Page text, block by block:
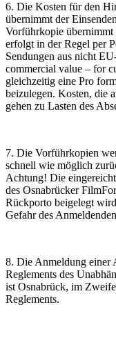
6. Die Kosten für den
übernimmt der
Vorführkopie übernimmt
erfolgt in der Regel per
Sendungen aus nicht
commercial value – for
gleichzeitig eine Pro
beizulegen. Kosten, die
gehen zu Lasten des
7. Die Vorführkopien
schnell wie möglich
Achtung! Die
des Osnabrücker
Rückporto beigelegt
Gefahr des
8. Die Anmeldung einer
Reglements des
ist Osnabrück, im
Reglements.